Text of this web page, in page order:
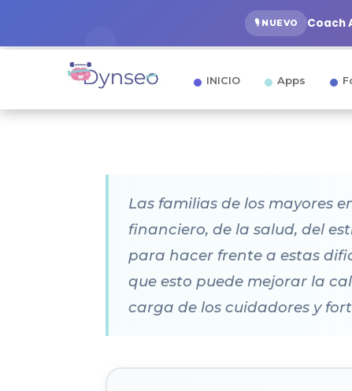
🎙️ NUEVO Coach
INICIO Apps
Las familias de los mayores
financiero, de la salud, del
para hacer frente a estas
que esto puede mejorar la
carga de los cuidadores y